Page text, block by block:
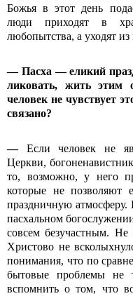
Божья в этот день
люди приходят в
любопытства, а уходят
— Пасха — еликий
ликовать, жить этим
человек не чувствует
связано?
—Если человек не
Церкви,
то, возможно, у него
которые не позволяют
праздничную атмосферу.
пасхальном
совсем безучастным. Не
Христово не
понимания, что по
бытовые проблемы
вспомнить о том, что